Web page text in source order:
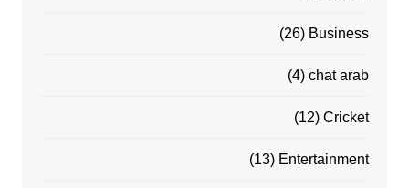
Business
(26)
chat arab
(4)
Cricket
(12)
Entertainment
(13)